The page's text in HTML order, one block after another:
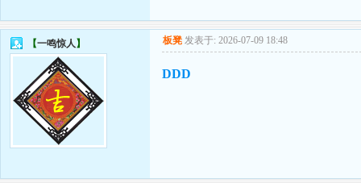
【一鸣惊人 】 板凳 发表于: 2026-07-09 18:48
DDD